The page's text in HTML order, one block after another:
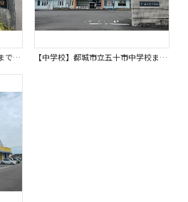
【小学校】都城市立明和小学校まで290ｍ 【中学校】都城市立五十市中学校まで780ｍ